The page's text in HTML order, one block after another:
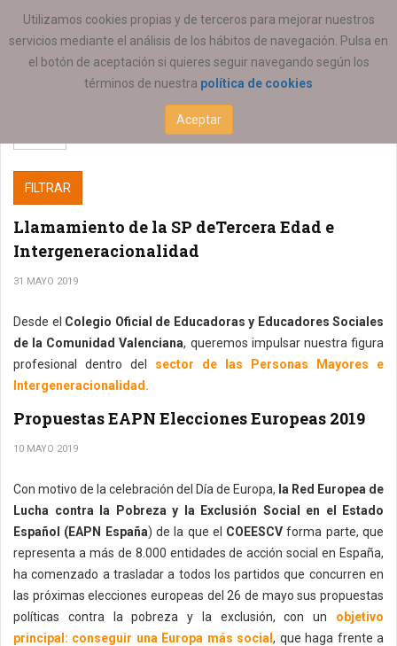
Utilizamos cookies propias y de terceros para mejorar nuestros
servicios mediante el análisis de los hábitos de navegación. Pulsa en
el botón de aceptación si quieres seguir navegando según los
términos de nuestra política de cookies
Aceptar
ESTÁ AQUÍ: SERVICIOS
FILTRAR
Llamamiento de la SP deTercera Edad e
Intergeneracionalidad
31 MAYO 2019
Desde el Colegio Oficial de Educadoras y Educadores Sociales
de la Comunidad Valenciana, queremos impulsar nuestra figura
profesional dentro del sector de las Personas Mayores e
Intergeneracionalidad.
Propuestas EAPN Elecciones Europeas 2019
10 MAYO 2019
Con motivo de la celebración del Día de Europa, la Red Europea de
Lucha contra la Pobreza y la Exclusión Social en el Estado
Español (EAPN España) de la que el COEESCV forma parte, que
representa a más de 8.000 entidades de acción social en España,
ha comenzado a trasladar a todos los partidos que concurren en
las próximas elecciones europeas del 26 de mayo sus propuestas
políticas contra la pobreza y la exclusión, con un objetivo
principal: conseguir una Europa más social, que haga frente a